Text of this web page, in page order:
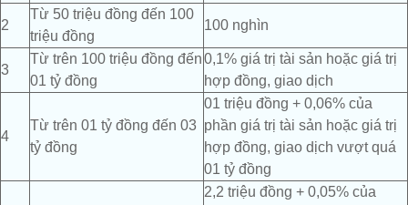
2
Từ 50 triệu đồng đến 100
triệu đồng
100 nghìn
3
Từ trên 100 triệu đồng đến
01 tỷ đồng
0,1% giá trị tài sản hoặc giá trị
hợp đồng, giao dịch
4
Từ trên 01 tỷ đồng đến 03
tỷ đồng
01 triệu đồng + 0,06% của
phần giá trị tài sản hoặc giá trị
hợp đồng, giao dịch vượt quá
01 tỷ đồng
2,2 triệu đồng + 0,05% của